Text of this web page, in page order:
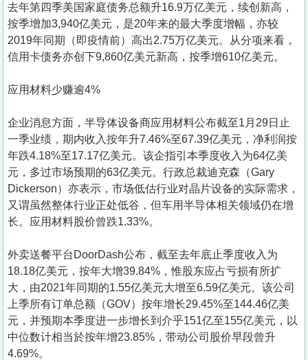
去年第四季美国家庭债务总额升16.9万亿美元，续创新高，
按季增加3,940亿美元，是20年来的最大季度增幅，亦较
2019年同期（即疫情前）高出2.75万亿美元。从分项来看，
信用卡债务亦创下9,860亿美元新高，按季增610亿美元。
应用材料少赚逾4%
企业消息方面，半导体设备商应用材料公布截至1月29日止
一季业绩，期内收入按年升7.46%至67.39亿美元，净利润按
年跌4.18%至17.17亿美元。该企指引本季度收入为64亿美
元，多过市场预期的63亿美元。行政总裁迪克森（Gary
Dickerson）亦表示，市场低估行业对晶片设备的实际需求，
又谓虽然整体行业正处低谷，但车用半导体相关领域仍在增
长。应用材料股价曾跌1.33%。
外卖送餐平台DoorDash公布，截至去年底止季度收入为
18.18亿美元，按年大增39.84%，惟股东应占亏损有所扩
大，由2021年同期的1.55亿美元大增至6.59亿美元。该公司
上季所有订单总额（GOV）按年增长29.45%至144.46亿美
元，并预期本季度进一步增长到介乎151亿至155亿美元，以
中位数计相当於按年增23.85%，带动公司股价早段曾升
4.69%。